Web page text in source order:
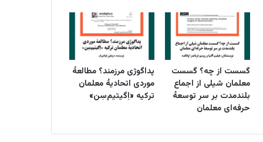
گسست از چه؟ گسست
معلمان شیلی از اجماع
بلندمدت بر سر توسعۀ
حرفه‌ای معلمان
پداگوژی مرزمند؟ مطالعۀ
موردی اتحادیۀ معلمان
ترکیه «اِگیتیم‌سِن»